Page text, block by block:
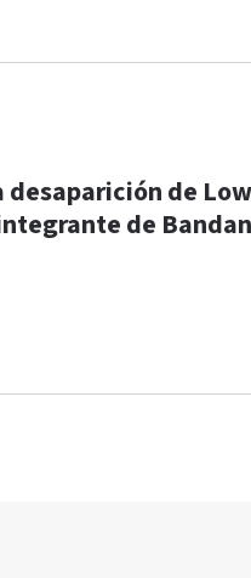
desaparición de
de